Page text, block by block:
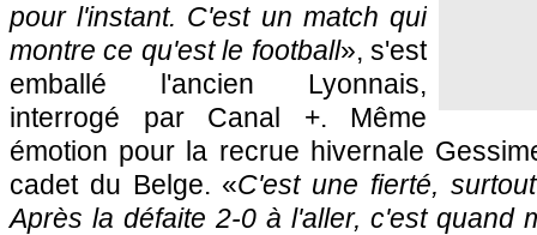
pour l'instant. C'est un match qui
montre ce qu'est le football», s'est
emballé l'ancien Lyonnais,
interrogé par Canal +. Même
émotion pour la recrue hivernale
cadet du Belge. «C'est une fierté,
Après la défaite 2-0 à l'aller, c'est quand